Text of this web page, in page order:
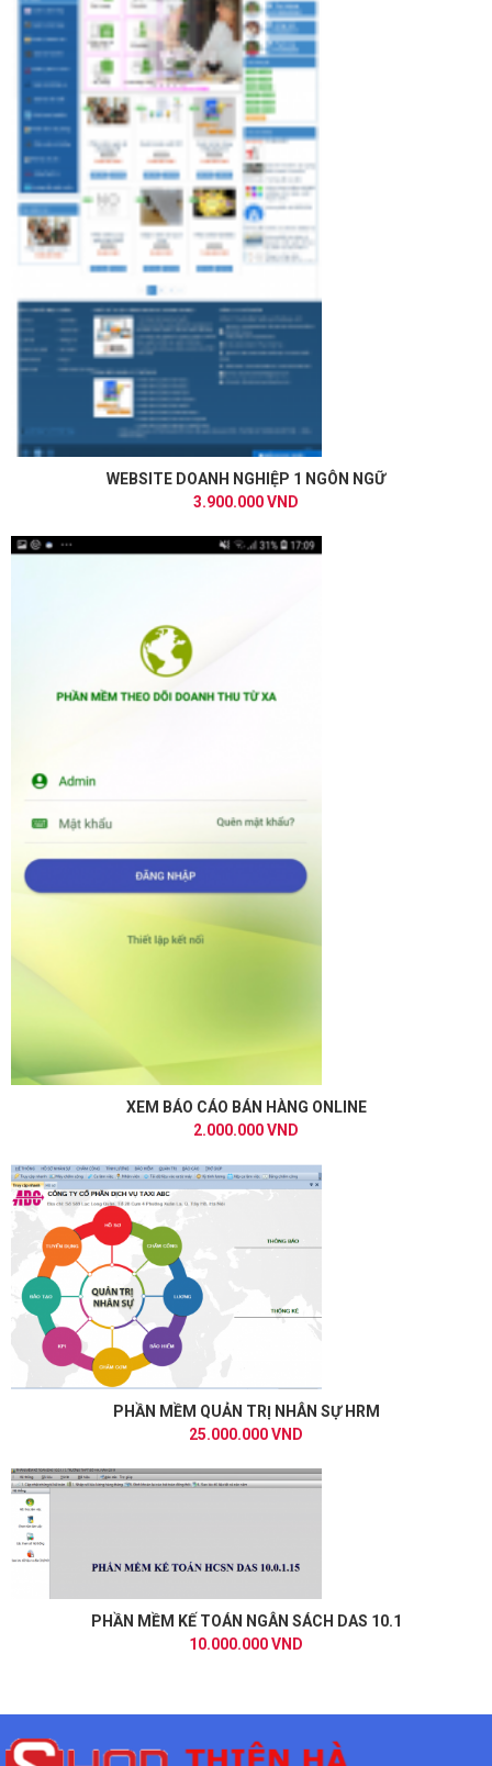
WEBSITE DOANH NGHIỆP 1 NGÔN NGỮ
3.900.000 VND
XEM BÁO CÁO BÁN HÀNG ONLINE
2.000.000 VND
PHẦN MỀM QUẢN TRỊ NHÂN SỰ HRM
25.000.000 VND
PHẦN MỀM KẾ TOÁN NGÂN SÁCH DAS 10.1
10.000.000 VND